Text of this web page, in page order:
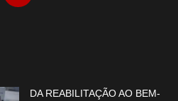
DA REABILITAÇÃO AO BEM-